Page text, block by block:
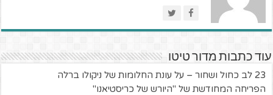
עוד כתבות מדור טיטו
23 לב כחול ושחור – על עונת החלומות של ניקולו ברלה
הפריחה המחודשת של "היורש של כריסטיאנו"